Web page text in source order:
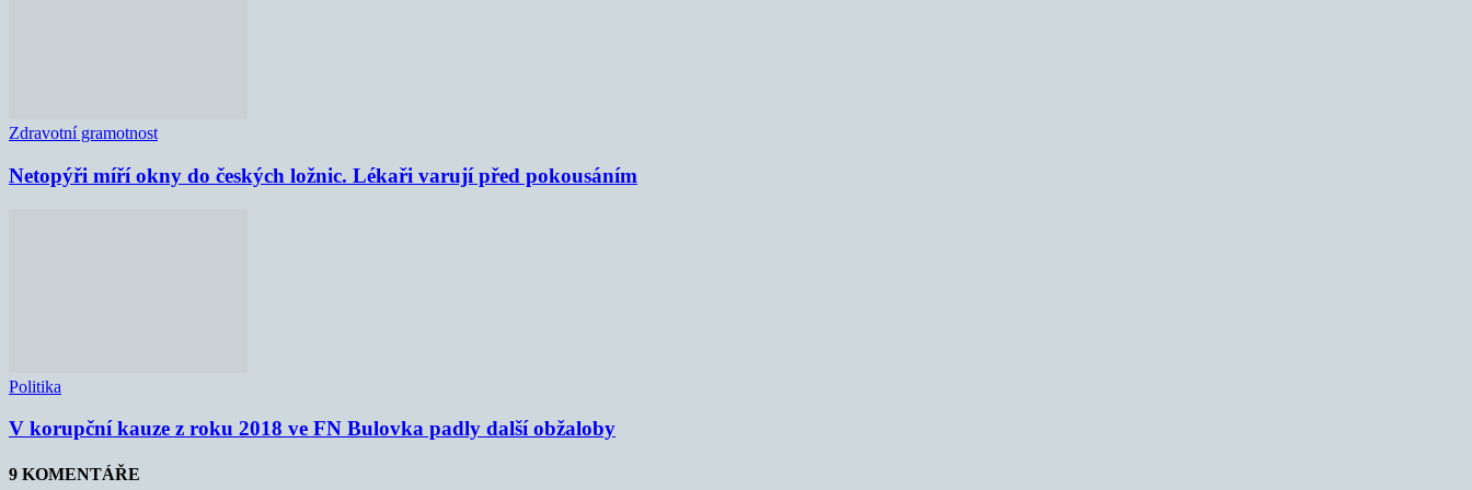
Zdravotní gramotnost
Netopýři míří okny do českých ložnic. Lékaři varují před pokousáním
Politika
V korupční kauze z roku 2018 ve FN Bulovka padly další obžaloby
9 KOMENTÁŘE